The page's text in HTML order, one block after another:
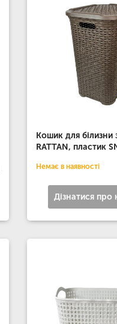
Кошик для
RATTAN, пластик
Немає в наявності
Дізнатися про